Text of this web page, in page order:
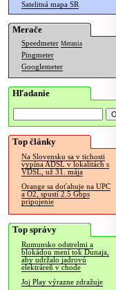
Satelitná mapa SR
Merače
Speedmeter Merania
Pingmeter
Googlemeter
Hľadanie
Top články
Na Slovensku sa v tichosti
vypína ADSL v lokalitách s
VDSL, už 31. mája
Orange sa doťahuje na UPC
a O2, spustí 2.5 Gbps
pripojenie
Top správy
Rumunsko odstrelmi a
blokádou mení tok Dunaja,
aby udržalo jadrovú
elektráreň v chode
Joj Play výrazne zdražuje